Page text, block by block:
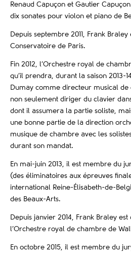
Renaud Capuçon et Gautier
dix sonates pour violon et piano de
Depuis septembre 2011, Frank
Conservatoire de Paris.
Fin 2012, l’Orchestre royal de
qu’il prendra, durant la saison 2013-
Dumay comme directeur musical
non seulement diriger du clavier
dont il assumera la partie soliste,
une bonne partie de la direction
musique de chambre avec les
durant son mandat.
En mai-juin 2013, il est membre du
(des éliminatoires aux épreuves
international Reine-Élisabeth-de-
des Beaux-Arts.
Depuis janvier 2014, Frank Braley
l’Orchestre royal de chambre de
En octobre 2015, il est membre du